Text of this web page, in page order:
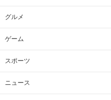
グルメ
ゲーム
スポーツ
ニュース